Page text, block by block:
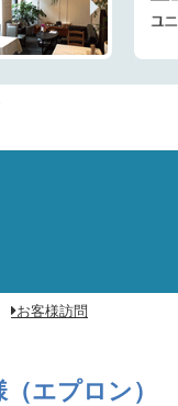
お客様訪問
エプロン）